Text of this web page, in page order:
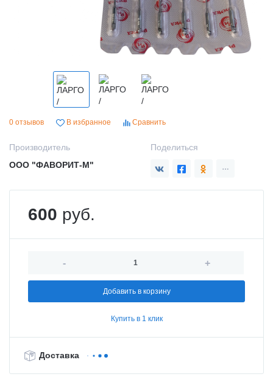
0 отзывов В избранное Сравнить
Производитель
ООО "ФАВОРИТ-М"
Поделиться
600 руб.
- +
Добавить в корзину
Купить в 1 клик
Доставка